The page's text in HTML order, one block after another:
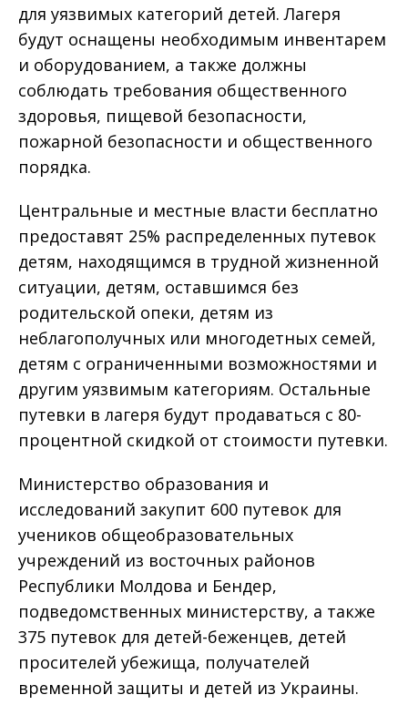
для уязвимых категорий детей. Лагеря
будут оснащены необходимым инвентарем
и оборудованием, а также должны
соблюдать требования общественного
здоровья, пищевой безопасности,
пожарной безопасности и общественного
порядка.
Центральные и местные власти бесплатно
предоставят 25% распределенных путевок
детям, находящимся в трудной жизненной
ситуации, детям, оставшимся без
родительской опеки, детям из
неблагополучных или многодетных семей,
детям с ограниченными возможностями и
другим уязвимым категориям. Остальные
путевки в лагеря будут продаваться с 80-
процентной скидкой от стоимости путевки.
Министерство образования и
исследований закупит 600 путевок для
учеников общеобразовательных
учреждений из восточных районов
Республики Молдова и Бендер,
подведомственных министерству, а также
375 путевок для детей-беженцев, детей
просителей убежища, получателей
временной защиты и детей из Украины.